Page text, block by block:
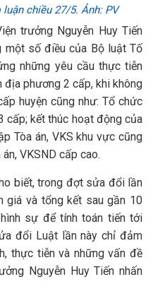
chiều 27/5. Ảnh: PV
trưởng Nguyễn Huy Tiến
một số điều của Bộ luật Tố
những yêu cầu thực tiễn
địa phương 2 cấp, khi không
huyện cũng như: Tổ chức
cấp; kết thúc hoạt động của
Tòa án, VKS khu vực cũng
VKSND cấp cao.
biết, trong đợt sửa đổi lần
giá và tổng kết sau gần 10
sự để tính toán tiến tới
đổi Luật lần này chỉ đảm
thực tiễn và những vấn đề
Nguyễn Huy Tiến nhấn